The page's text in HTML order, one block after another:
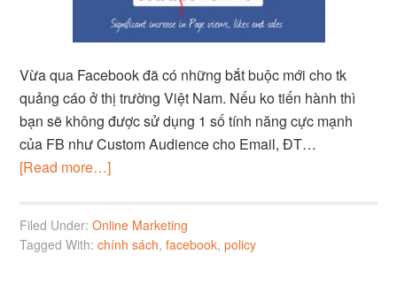
Vừa qua Facebook đã có những bắt buộc mới cho tk
quảng cáo ở thị trường Việt Nam. Nếu ko tiến hành thì
bạn sẽ không được sử dụng 1 số tính năng cực mạnh
của FB như Custom Audience cho Email, ĐT…
[Read more…]
Filed Under:Online Marketing
Tagged With:chính sách,facebook,policy